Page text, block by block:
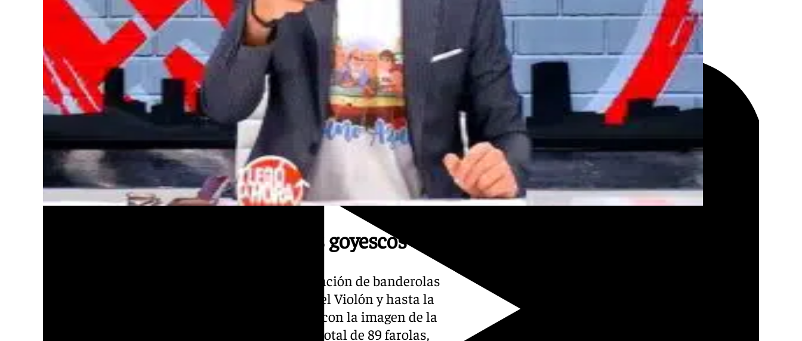
Granada se engalana con distintivos goyescos
Además este viernes, 10 de enero, se iniciará la colocación de banderolas
dobles en las farolas de la calle Recogidas, el Paseo del Violón y hasta la
Plaza de Rotary. Estas banderolas se alternarán, una con la imagen de la
Capitalidad Cultural y otra con la de los Goya, en un total de 89 farolas,